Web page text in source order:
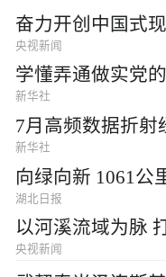
奋力开创中国式
央视新闻
学懂弄通做实党
新华社
7月高频数据折射
新华社
向绿向新 1061公
湖北日报
以河溪流域为脉
央视新闻